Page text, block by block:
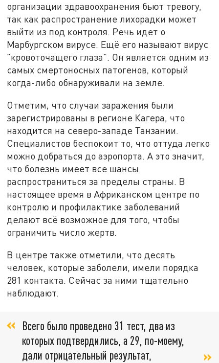
организации здравоохранения бьют тревогу,
так как распространение лихорадки может
выйти из под контроля. Речь идет о
Марбургском вирусе. Ещё его называют вирус
"кровоточащего глаза". Он является одним из
самых смертоносных патогенов, который
когда-либо обнаруживали на земле.
Отметим, что случаи заражения были
зарегистрированы в регионе Кагера, что
находится на северо-западе Танзании.
Специалистов беспокоит то, что оттуда легко
можно добраться до аэропорта. А это значит,
что болезнь имеет все шансы
распространиться за пределы страны. В
настоящее время в Африканском центре по
контролю и профилактике заболеваний
делают всё возможное для того, чтобы
ограничить число жертв.
В центре также отметили, что десять
человек, которые заболели, имели порядка
281 контакта. Сейчас за ними тщательно
наблюдают.
Всего было проведено 31 тест, два из
которых подтвердились, а 29, по-моему,
дали отрицательный результат,